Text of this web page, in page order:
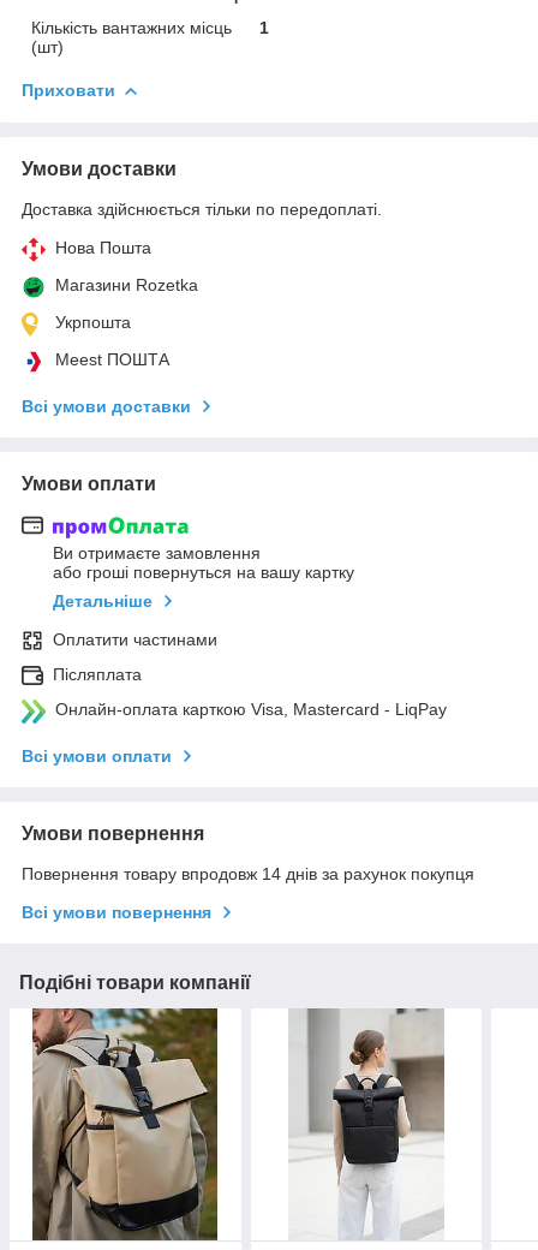
Кількість вантажних місць
(шт)
1
Приховати
Умови доставки
Доставка здійснюється тільки по передоплаті.
Нова Пошта
Магазини Rozetka
Укрпошта
Meest ПОШТА
Всі умови доставки
Умови оплати
Ви отримаєте замовлення
або гроші повернуться на вашу картку
Детальніше
Оплатити частинами
Післяплата
Онлайн-оплата карткою Visa, Mastercard - LiqPay
Всі умови оплати
Умови повернення
Повернення товару впродовж 14 днів за рахунок покупця
Всі умови повернення
Подібні товари компанії